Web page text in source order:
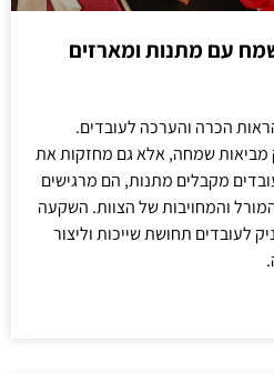
עם מתנות ומארזים
הכרה והערכה לעובדים.
מביאות שמחה, אלא גם מחזקות את
מקבלים מתנות, הם מרגישים
והמחויבות של הצוות. השקעה
לעובדים תחושת שייכות וליצור